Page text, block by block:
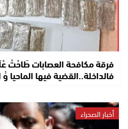
فالداخلة..القضية فيها الماحيا
أخبار الصحراء